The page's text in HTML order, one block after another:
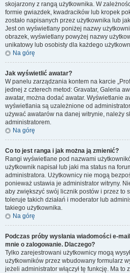
skojarzony z rangą użytkownika. W
formie gwiazdek, kwadracików lub kropek
zostało napisanych przez użytkownika lub
Jest on wyświetlany poniżej nazwy
obrazek, wyświetlany powyżej nazwy
unikatowy lub osobisty dla każdego
Na górę
Jak wyświetlić awatar?
W panelu zarządzania kontem na karcie
jednej z czterech metod: Gravatar, Galeria
awatar, można dodać awatar. Wyświetlanie
wyświetlania są uzależnione od
używać awatarów na danej witrynie, należy
administratorem.
Na górę
Co to jest ranga i jak można ją zmienić?
Rangi wyświetlane pod nazwami
użytkownik napisał lub jaki ma status na
administratora. Użytkownicy nie mogą
ponieważ ustawia je administrator witryny.
aby zwiększyć swój licznik postów i przez to
toleruje takich działań i moderator lub
takiego użytkownika.
Na górę
Podczas próby wysłania wiadomości e-
mnie o zalogowanie. Dlaczego?
Tylko zarejestrowani użytkownicy mogą
użytkowników przez wbudowany formularz
jeżeli administrator włączył tę funkcję. Ma to